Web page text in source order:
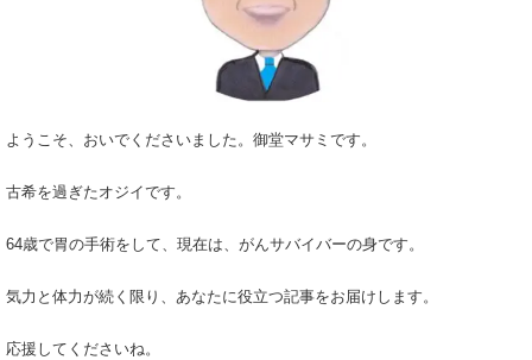
ようこそ、おいでくださいました。御堂マサミです。
古希を過ぎたオジイです。
64歳で胃の手術をして、現在は、がんサバイバーの身です。
気力と体力が続く限り、あなたに役立つ記事をお届けします。
応援してくださいね。